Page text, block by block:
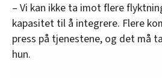
– Vi kan ikke ta imot flere
kapasitet til å integrere. Flere
press på tjenestene, og det må
hun.